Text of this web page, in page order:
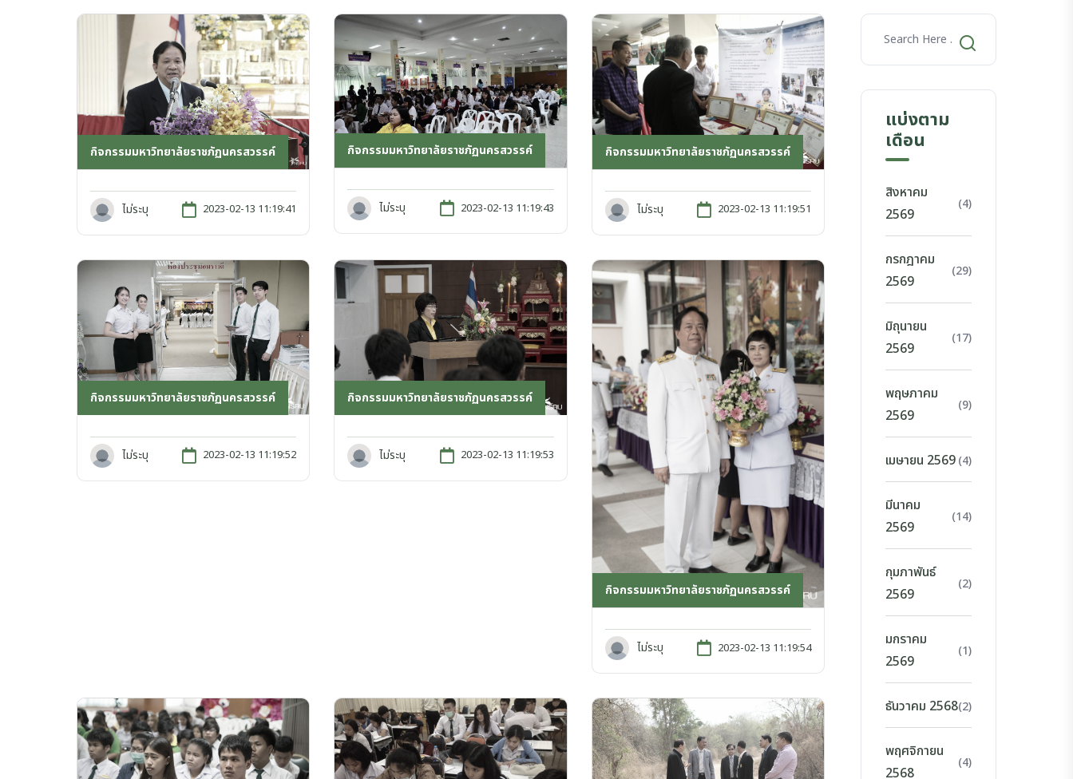
กิจกรรมมหาวิทยาลัยราชภัฏนครสวรรค์
ไม่ระบุ 2023-02-13 11:19:41
กิจกรรมมหาวิทยาลัยราชภัฏนครสวรรค์
ไม่ระบุ 2023-02-13 11:19:43
กิจกรรมมหาวิทยาลัยราชภัฏนครสวรรค์
ไม่ระบุ 2023-02-13 11:19:51
กิจกรรมมหาวิทยาลัยราชภัฏนครสวรรค์
ไม่ระบุ 2023-02-13 11:19:52
กิจกรรมมหาวิทยาลัยราชภัฏนครสวรรค์
ไม่ระบุ 2023-02-13 11:19:53
กิจกรรมมหาวิทยาลัยราชภัฏนครสวรรค์
ไม่ระบุ 2023-02-13 11:19:54
แบ่งตาม
เดือน
สิงหาคม
2569
(4)
กรกฎาคม
2569
(29)
มิถุนายน
2569
(17)
พฤษภาคม
2569
(9)
เมษายน 2569(4)
มีนาคม
2569
(14)
กุมภาพันธ์
2569
(2)
มกราคม
2569
(1)
ธันวาคม 2568(2)
พฤศจิกายน
2568
(4)